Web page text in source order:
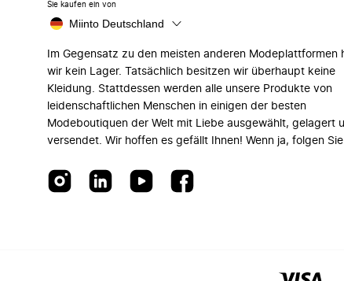
Sie kaufen ein von
Miinto Deutschland
Im Gegensatz zu den meisten anderen Modeplattformen
wir kein Lager. Tatsächlich besitzen wir überhaupt keine
Kleidung. Stattdessen werden alle unsere Produkte von
leidenschaftlichen Menschen in einigen der besten
Modeboutiquen der Welt mit Liebe ausgewählt, gelagert
versendet. Wir hoffen es gefällt Ihnen! Wenn ja, folgen